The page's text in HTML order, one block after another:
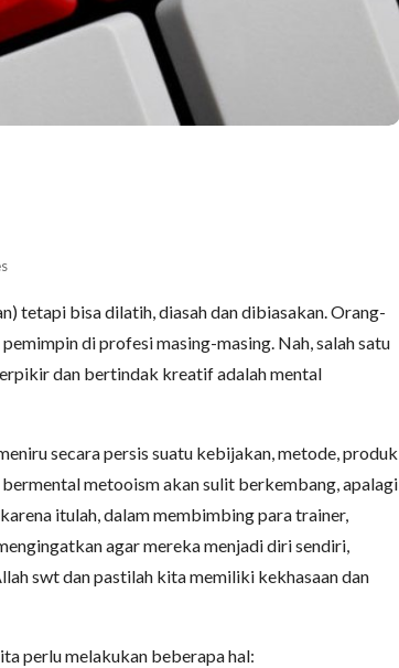
tetapi bisa dilatih, diasah dan dibiasakan. Orang-
di profesi masing-masing. Nah, salah satu
dan bertindak kreatif adalah mental
secara persis suatu kebijakan, metode, produk
metooism akan sulit berkembang, apalagi
itulah, dalam membimbing para trainer,
agar mereka menjadi diri sendiri,
swt dan pastilah kita memiliki kekhasaan dan
perlu melakukan beberapa hal: